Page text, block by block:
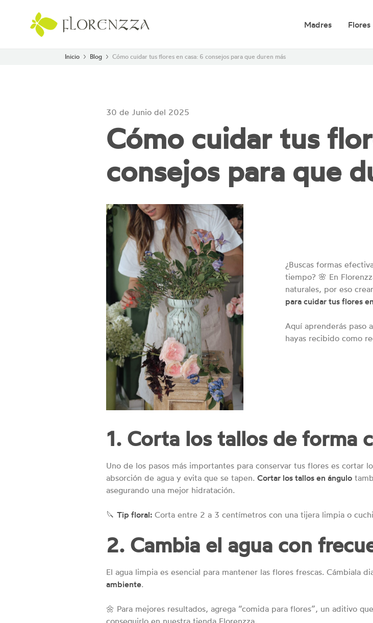
Madres Flores
Inicio Blog Cómo cuidar tus flores en casa: 6 consejos para que duren más
30 de Junio del 2025
Cómo cuidar tus
consejos para que
¿Buscas formas
tiempo? 🌸 En
naturales, por eso
para cuidar tus flores
Aquí aprenderás paso
hayas recibido como
1. Corta los tallos de forma
Uno de los pasos más importantes para conservar tus flores es cortar
absorción de agua y evita que se tapen. Cortar los tallos en ángulo
asegurando una mejor hidratación.
🔪 Tip floral: Corta entre 2 a 3 centímetros con una tijera limpia o
2. Cambia el agua con
El agua limpia es esencial para mantener las flores frescas. Cámbiala
ambiente.
🌼 Para mejores resultados, agrega “comida para flores”, un aditivo